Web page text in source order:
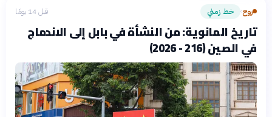
روح› خط زمني قبل 14 يومًا
تاريخ المانوية: من النشأة في بابل إلى الاندماج
في الصين (216 - 2026)